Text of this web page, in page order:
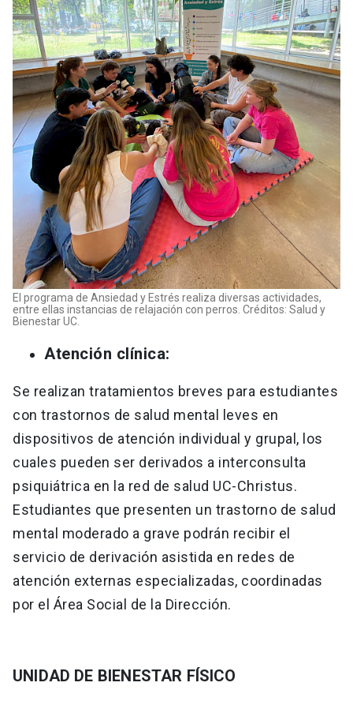
El programa de Ansiedad y Estrés realiza diversas actividades,
entre ellas instancias de relajación con perros. Créditos: Salud y
Bienestar UC.
Atención clínica:
Se realizan tratamientos breves para estudiantes
con trastornos de salud mental leves en
dispositivos de atención individual y grupal, los
cuales pueden ser derivados a interconsulta
psiquiátrica en la red de salud UC-Christus.
Estudiantes que presenten un trastorno de salud
mental moderado a grave podrán recibir el
servicio de derivación asistida en redes de
atención externas especializadas, coordinadas
por el Área Social de la Dirección.
UNIDAD DE BIENESTAR FÍSICO